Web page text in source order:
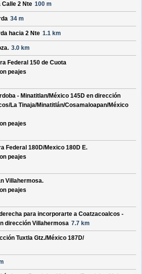
Calle 2 Nte 100 m
34 m
hacia 2 Nte 1.1 km
. 3.0 km
Federal 150 de Cuota
peajes
- Minatitlan/México 145D en dirección
La Tinaja/Minatitlán/Cosamaloapan/México
peajes
Federal 180D/Mexico 180D E.
peajes
Villahermosa.
peajes
para incorporarte a Coatzacoalcos -
dirección Villahermosa 7.7 km
Tuxtla Gtz./México 187D/